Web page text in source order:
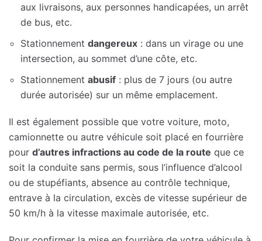
aux livraisons, aux personnes handicapées, un arrêt
de bus, etc.
Stationnement dangereux : dans un virage ou une
intersection, au sommet d’une côte, etc.
Stationnement abusif : plus de 7 jours (ou autre
durée autorisée) sur un même emplacement.
Il est également possible que votre voiture, moto,
camionnette ou autre véhicule soit placé en fourrière
pour d’autres infractions au code de la route que ce
soit la conduite sans permis, sous l’influence d’alcool
ou de stupéfiants, absence au contrôle technique,
entrave à la circulation, excès de vitesse supérieur de
50 km/h à la vitesse maximale autorisée, etc.